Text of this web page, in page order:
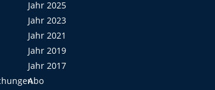
Jahr 2025
Jahr 2023
Jahr 2021
Jahr 2019
Jahr 2017
Abo